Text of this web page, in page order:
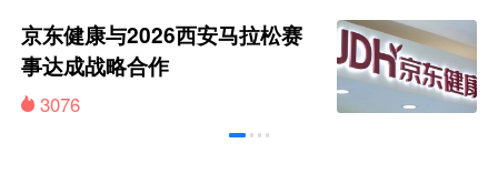
京东健康与2026西安马拉松赛
事达成战略合作
3076